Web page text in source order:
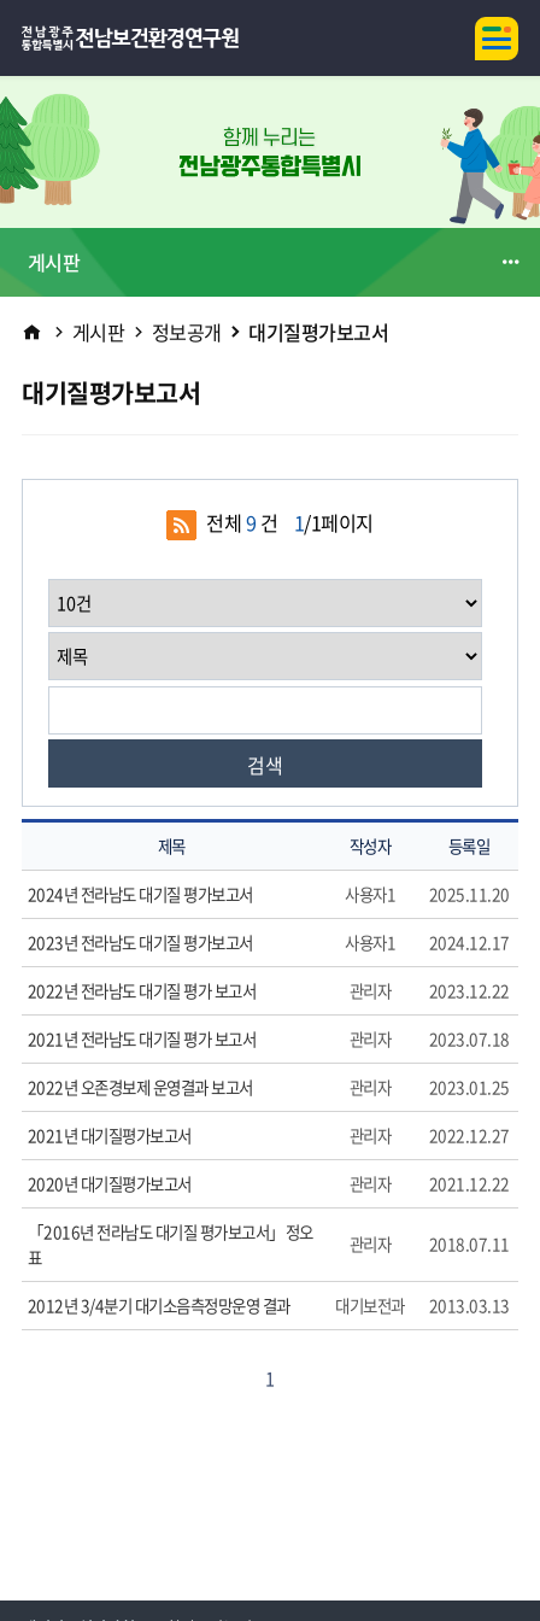
전
라
남
도
보
건
환
구
원
모바
뉴
게시판
HOME게시판 정보공개 대기질평가보고서
대기질평가보고서
전체9 건 1/1페이지
검색
제목 작성자
등록일
2024년 전라남도 대기질 평가보고서
사용자1
2025.11.20
2023년 전라남도 대기질 평가보고서
사용자1
2024.12.17
2022년 전라남도 대기질 평가 보고서
관리자
2023.12.22
2021년 전라남도 대기질 평가 보고서
관리자
2023.07.18
2022년 오존경보제 운영결과 보고서
관리자
2023.01.25
2021년 대기질평가보고서
관리자
2022.12.27
2020년 대기질평가보고서
관리자
2021.12.22
「2016년 전라남도 대기질 평가보고서」정오
표
관리자 2018.07.11
2012년 3/4분기 대기소음측정망운영 결과 대기보전과 2013.03.13
1